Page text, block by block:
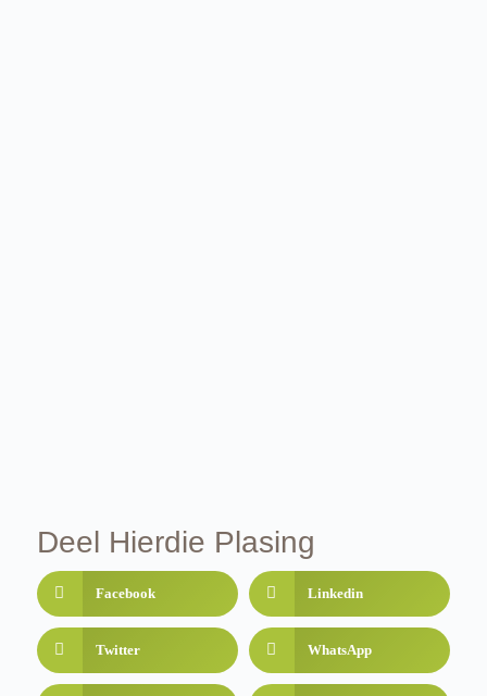
Deel Hierdie Plasing
Facebook Linkedin
Twitter WhatsApp